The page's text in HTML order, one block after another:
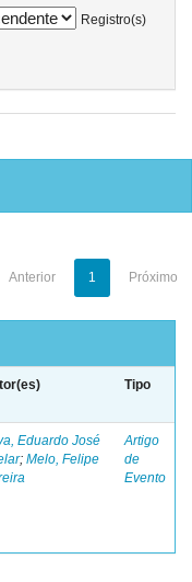
Registro(s)
Anterior 1 Próximo
Tipo
Eduardo José
; Melo, Felipe
Artigo
de
Evento